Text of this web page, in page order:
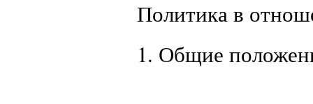
Политика в
1. Общие